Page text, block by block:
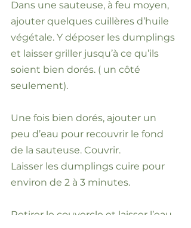
Dans une sauteuse, à feu moyen,
ajouter quelques cuillères d’huile
végétale. Y déposer les dumplings
et laisser griller jusqu’à ce qu’ils
soient bien dorés. ( un côté
seulement).
Une fois bien dorés, ajouter un
peu d’eau pour recouvrir le fond
de la sauteuse. Couvrir.
Laisser les dumplings cuire pour
environ de 2 à 3 minutes.
Retirer le couvercle et laisser l’eau